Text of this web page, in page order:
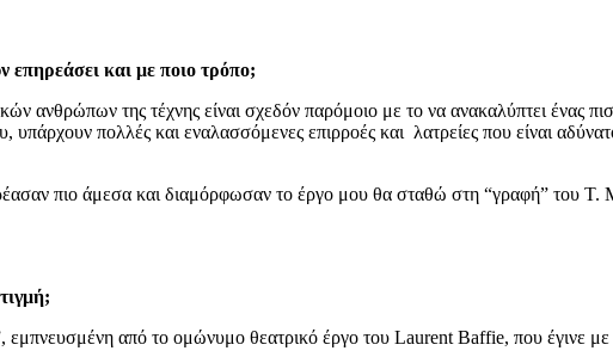
επηρεάσει και με ποιο τρόπο;
ανθρώπων της τέχνης είναι σχεδόν παρόμοιο με το να ανακαλύπτει ένας
υπάρχουν πολλές και εναλασσόμενες επιρροές και λατρείες που είναι
πιο άμεσα και διαμόρφωσαν το έργο μου θα σταθώ στη “γραφή” του
από το ομώνυμο θεατρικό έργο του Laurent Baffie, που έγινε